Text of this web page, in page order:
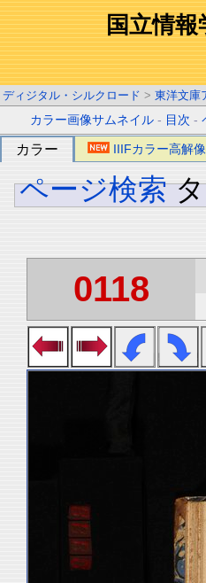
国立情
ディジタル・シルクロード > 東洋文庫
カラー画像サムネイル - 目次 -
カラー IIIFカラー高解
ページ検索
0118